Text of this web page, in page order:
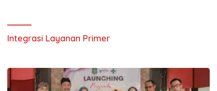
Integrasi Layanan Primer